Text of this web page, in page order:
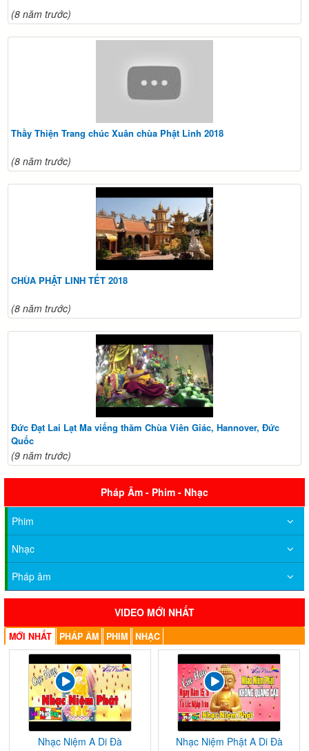
(8 năm trước)
Thầy Thiện Trang chúc Xuân chùa Phật Linh 2018
(8 năm trước)
CHÙA PHẬT LINH TẾT 2018
(8 năm trước)
Đức Đạt Lai Lạt Ma viếng thăm Chùa Viên Giác, Hannover, Đức
Quốc
(9 năm trước)
Pháp Âm - Phim - Nhạc
Phim
Nhạc
Pháp âm
VIDEO MỚI NHẤT
MỚI NHẤT PHÁP ÂM PHIM NHẠC
Nhạc Niệm A Di Đà Nhạc Niệm Phật A Di Đà